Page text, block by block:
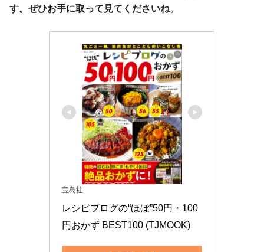
す。ぜひお手に取って見てくださいね。
宝島社
レシピブログの“ほぼ”50円・100
円おかず BEST100 (TJMOOK)